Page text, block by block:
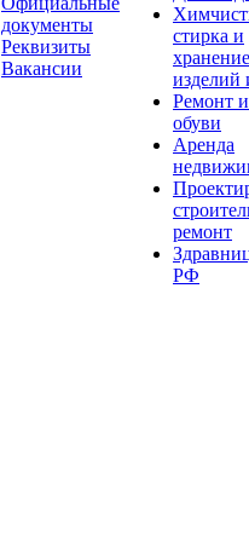
документы
Реквизиты
Вакансии
стирка и
хранение
изделий
Ремонт
обуви
Аренда
ремонт
РФ